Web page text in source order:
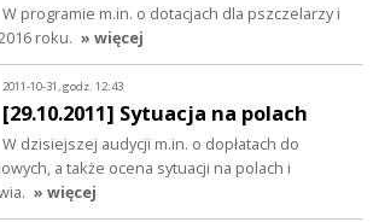
W programie m.in. o dotacjach dla pszczelarzy i
roku. » więcej
2011-10-31, godz. 12:43
[29.10.2011] Sytuacja na polach
W dzisiejszej audycji m.in. o dopłatach do
a także ocena sytuacji na polach i
» więcej